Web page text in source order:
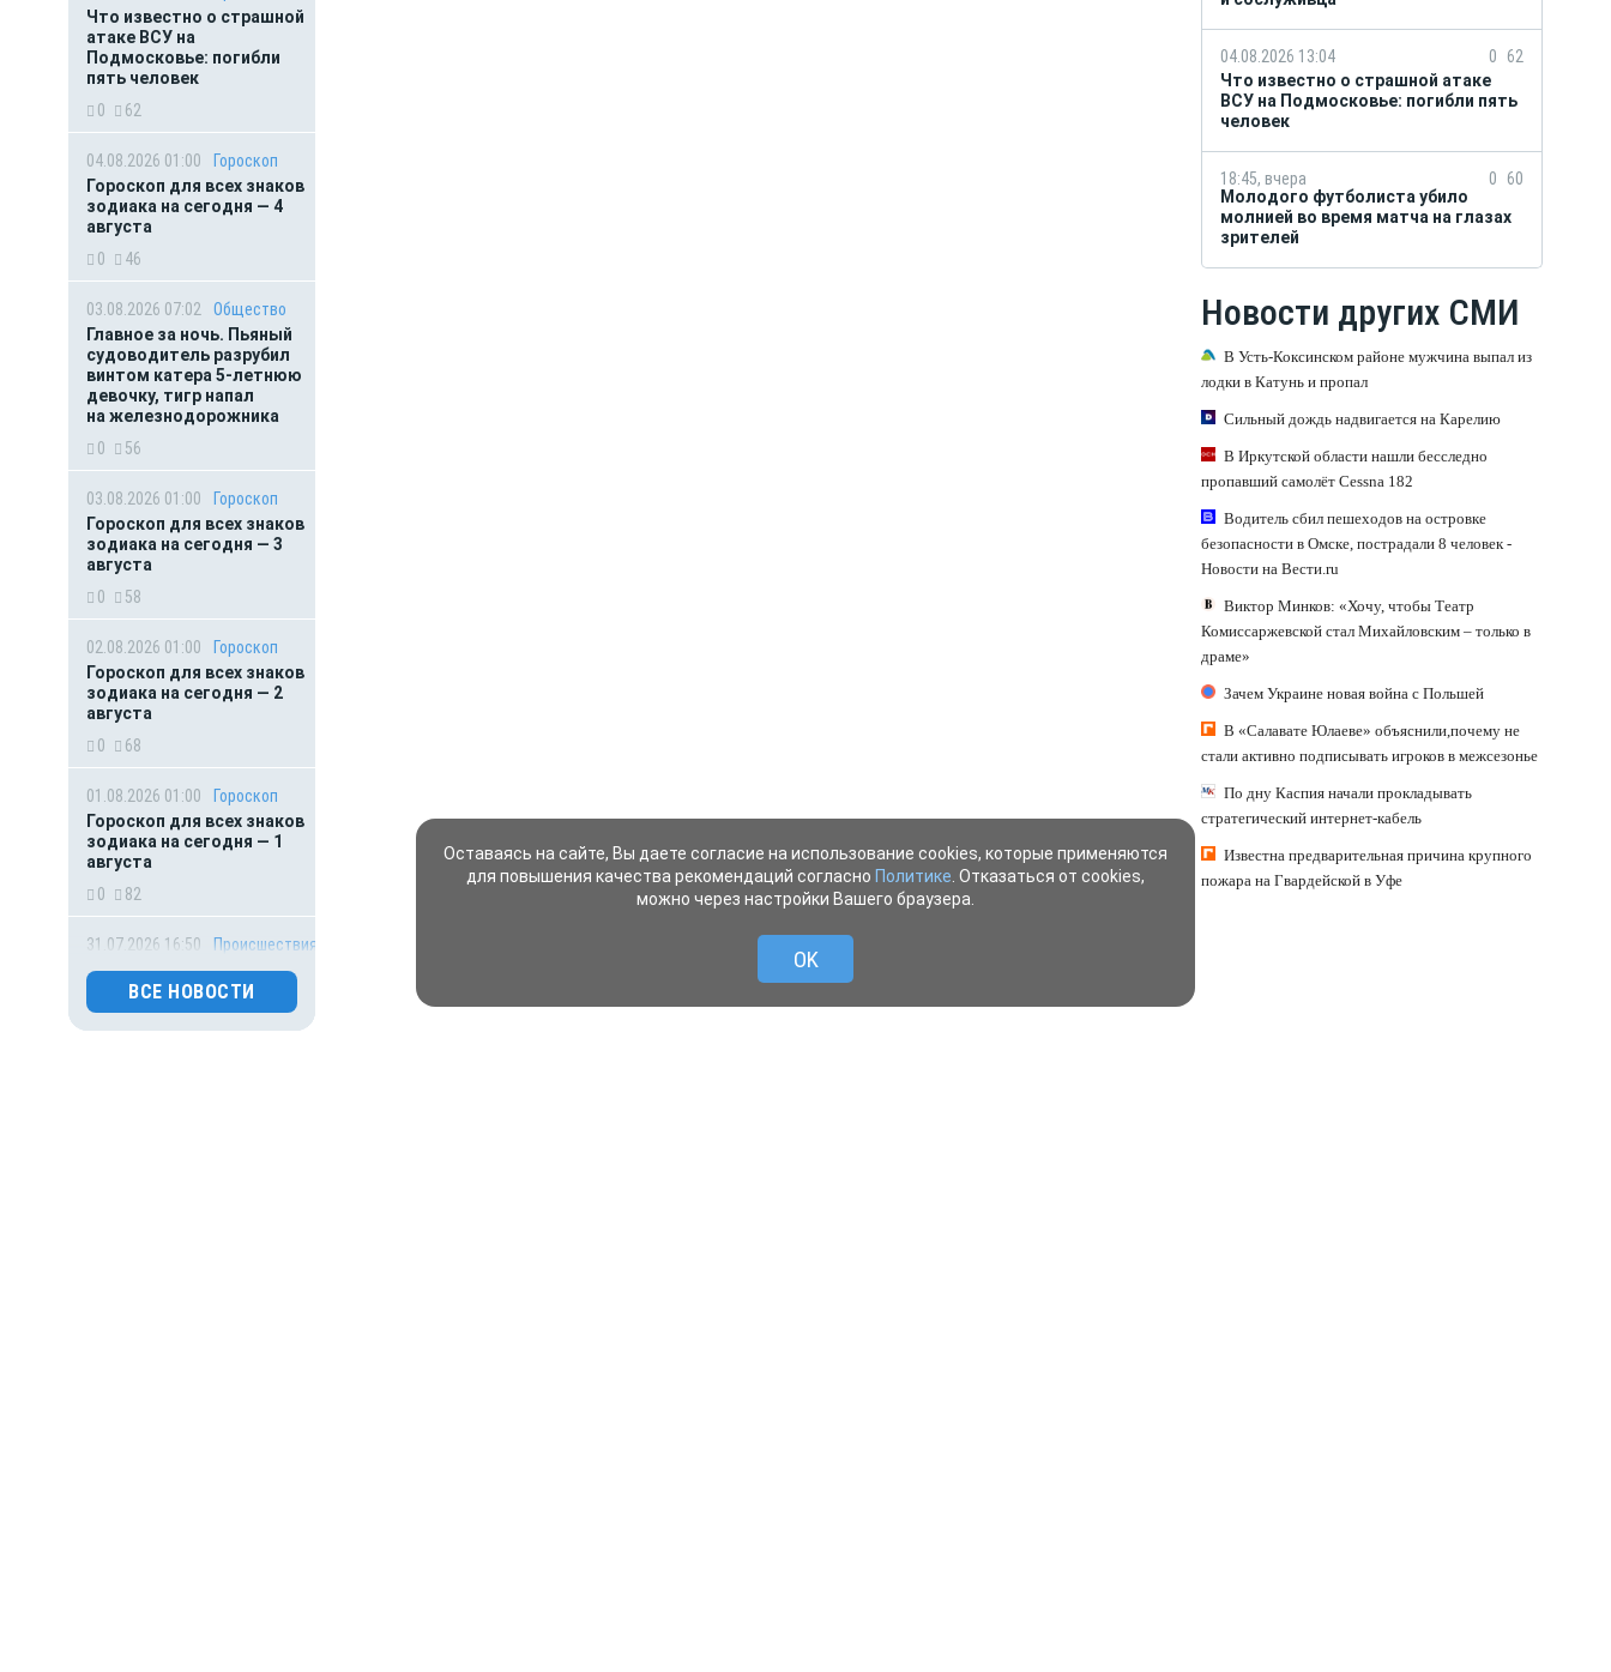
Что известно о страшной
атаке ВСУ на
Подмосковье: погибли
пять человек
0
62
04.08.2026 01:00
Гороскоп
Гороскоп для всех знаков
зодиака на сегодня — 4
августа
0
46
03.08.2026 07:02
Общество
Главное за ночь. Пьяный
судоводитель разрубил
винтом катера 5-летнюю
девочку, тигр напал
на железнодорожника
0
56
03.08.2026 01:00
Гороскоп
Гороскоп для всех знаков
зодиака на сегодня — 3
августа
0
58
02.08.2026 01:00
Гороскоп
Гороскоп для всех знаков
зодиака на сегодня — 2
августа
0
68
01.08.2026 01:00
Гороскоп
Гороскоп для всех знаков
зодиака на сегодня — 1
августа
0
82
31.07.2026 16:50
Происшествия
Обрушение подъезда
жилого дома попало на
видео
ВСЕ НОВОСТИ
04.08.2026 13:04 0
62
Что известно о страшной атаке
ВСУ на Подмосковье: погибли пять
человек
18:45, вчера 0
60
Молодого футболиста убило
молнией во время матча на глазах
зрителей
Новости других СМИ
В Усть-Коксинском районе мужчина выпал из
лодки в Катунь и пропал
Сильный дождь надвигается на Карелию
В Иркутской области нашли бесследно
пропавший самолёт Cessna 182
Водитель сбил пешеходов на островке
безопасности в Омске, пострадали 8 человек -
Новости на Вести.ru
Виктор Минков: «Хочу, чтобы Театр
Комиссаржевской стал Михайловским – только в
драме»
Зачем Украине новая война с Польшей
В «Салавате Юлаеве» объяснили,почему не
стали активно подписывать игроков в межсезонье
По дну Каспия начали прокладывать
стратегический интернет-кабель
Известна предварительная причина крупного
пожара на Гвардейской в Уфе
Оставаясь на сайте, Вы даете согласие на использование cookies, которые применяются
для повышения качества рекомендаций согласно Политике . Отказаться от cookies,
можно через настройки Вашего браузера.
OK